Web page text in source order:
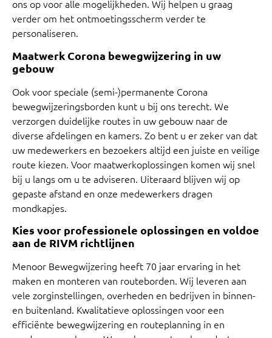
ons op voor alle mogelijkheden. Wij helpen u graag
verder om het ontmoetingsscherm verder te
personaliseren.
Maatwerk Corona bewegwijzering in uw
gebouw
Ook voor speciale (semi-)permanente Corona
bewegwijzeringsborden kunt u bij ons terecht. We
verzorgen duidelijke routes in uw gebouw naar de
diverse afdelingen en kamers. Zo bent u er zeker van dat
uw medewerkers en bezoekers altijd een juiste en veilige
route kiezen. Voor maatwerkoplossingen komen wij snel
bij u langs om u te adviseren. Uiteraard blijven wij op
gepaste afstand en onze medewerkers dragen
mondkapjes.
Kies voor professionele oplossingen en voldoe
aan de RIVM richtlijnen
Menoor Bewegwijzering heeft 70 jaar ervaring in het
maken en monteren van routeborden. Wij leveren aan
vele zorginstellingen, overheden en bedrijven in binnen-
en buitenland. Kwalitatieve oplossingen voor een
efficiënte bewegwijzering en routeplanning in en